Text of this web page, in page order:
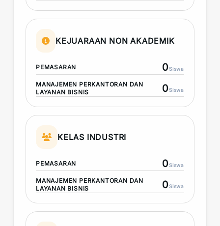
KEJUARAAN NON AKADEMIK
PEMASARAN 0Siswa
MANAJEMEN PERKANTORAN DAN
LAYANAN BISNIS
0Siswa
KELAS INDUSTRI
PEMASARAN 0Siswa
MANAJEMEN PERKANTORAN DAN
LAYANAN BISNIS
0Siswa